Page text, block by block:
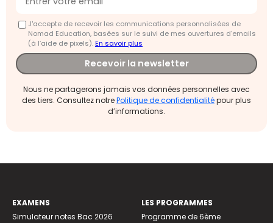
J'accepte de recevoir les communications personnalisées de
Nomad Education, basées sur le suivi de mes ouvertures d'emails
(à l’aide de pixels).En savoir plus
Recevoir la newsletter
Nous ne partagerons jamais vos données personnelles avec
des tiers. Consultez notrePolitique de confidentialitépour plus
d’informations.
EXAMENS
Simulateur notes Bac 2026
LES PROGRAMMES
Programme de 6ème